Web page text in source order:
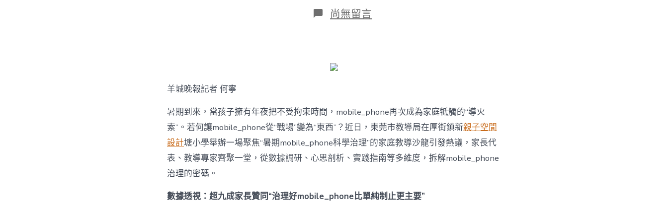
在
〈若
暑
期
難
題？
讓
mobilJIUYI
俱
意
設
計
尚無留言
羊城晚報記者 何寧
暑期到來，當孩子擁有年夜把不受拘束時間，mobile_phone再次成為家庭牴觸的“導火
索”。若何讓mobile_phone從“戰場”變為“東西”？近日，東莞市教導局在厚街鎮新親子空間
設計塘小學舉辦一場聚焦“暑期mobile_phone科學治理”的家庭教導沙龍引發熱議，家長代
表、教導專家齊聚一堂，從數據調研、心思剖析、實踐指南等多維度，拆解mobile_phone
治理的密碼。
數據透視：超九成家長贊同“治理好mobile_phone比單純制止更主要”